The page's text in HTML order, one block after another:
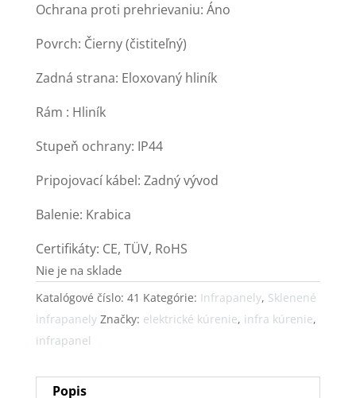
Ochrana proti prehrievaniu: Áno
Povrch: Čierny (čistiteľný)
Zadná strana: Eloxovaný hliník
Rám : Hliník
Stupeň ochrany: IP44
Pripojovací kábel: Zadný vývod
Balenie: Krabica
Certifikáty: CE, TÜV, RoHS
Nie je na sklade
Katalógové číslo: 41 Kategórie: Infrapanely, Sklenené
infrapanely Značky: elektrické kúrenie, infra kúrenie,
infrapanel
Popis